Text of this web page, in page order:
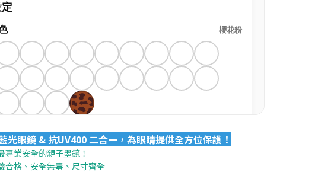
光眼鏡 & 抗UV400 二合一，為眼睛提供全方位保護！
專業安全的親子墨鏡！
合格、安全無毒、尺寸齊全